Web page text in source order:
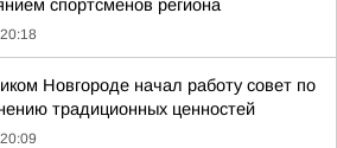
спортсменов региона
Новгороде начал работу совет по
традиционных ценностей